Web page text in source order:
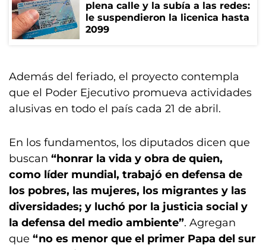
plena calle y la subía a las redes:
le suspendieron la licenica hasta
2099
Además del feriado, el proyecto contempla
que el Poder Ejecutivo promueva actividades
alusivas en todo el país cada 21 de abril.
En los fundamentos, los diputados dicen que
buscan “honrar la vida y obra de quien,
como líder mundial, trabajó en defensa de
los pobres, las mujeres, los migrantes y las
diversidades; y luchó por la justicia social y
la defensa del medio ambiente”. Agregan
que “no es menor que el primer Papa del sur